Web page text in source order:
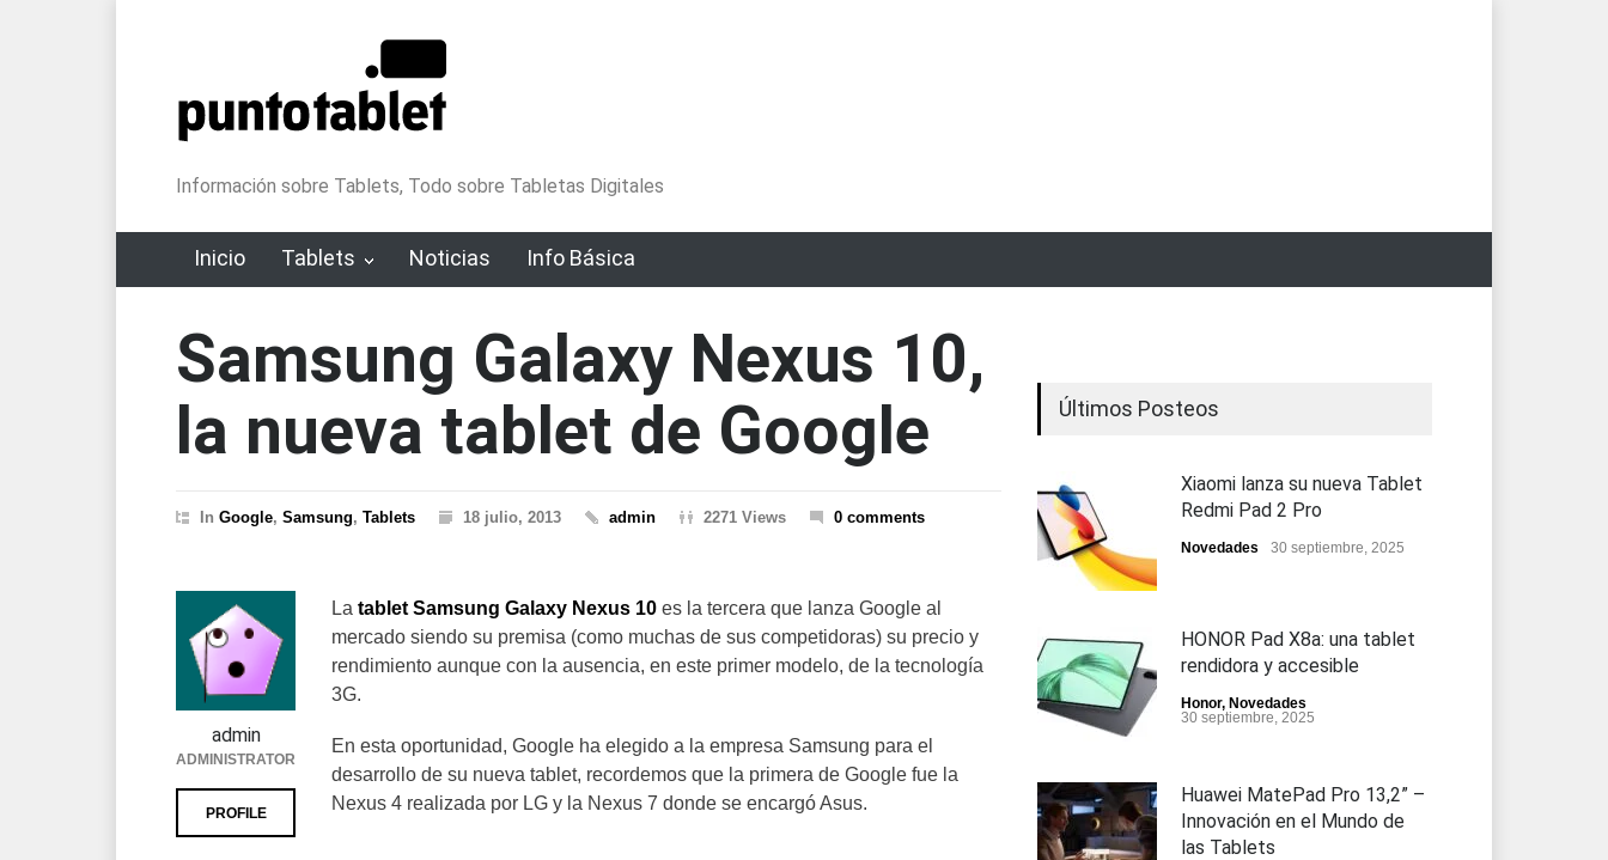
Información sobre Tablets, Todo sobre Tabletas Digitales
Inicio Tablets Noticias Info Básica
Samsung Galaxy Nexus 10,
la nueva tablet de Google
In Google, Samsung, Tablets 18 julio, 2013 admin 2271 Views 0 comments
La tablet Samsung Galaxy Nexus 10 es la tercera que lanza Google al
mercado siendo su premisa (como muchas de sus competidoras) su precio y
rendimiento aunque con la ausencia, en este primer modelo, de la tecnología
3G.
En esta oportunidad, Google ha elegido a la empresa Samsung para el
desarrollo de su nueva tablet, recordemos que la primera de Google fue la
Nexus 4 realizada por LG y la Nexus 7 donde se encargó Asus.
admin
ADMINISTRATOR
PROFILE
Últimos Posteos
Xiaomi lanza su nueva Tablet
Redmi Pad 2 Pro
Novedades 30 septiembre, 2025
HONOR Pad X8a: una tablet
rendidora y accesible
Honor, Novedades
30 septiembre, 2025
Huawei MatePad Pro 13,2” –
Innovación en el Mundo de
las Tablets